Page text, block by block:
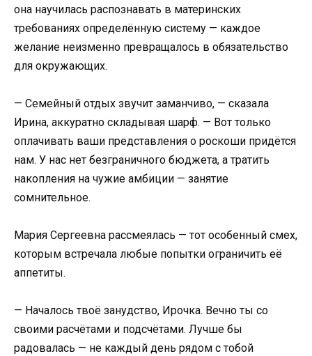
она научилась распознавать в материнских
требованиях определённую систему — каждое
желание неизменно превращалось в обязательство
для окружающих.
— Семейный отдых звучит заманчиво, — сказала
Ирина, аккуратно складывая шарф. — Вот только
оплачивать ваши представления о роскоши придётся
нам. У нас нет безграничного бюджета, а тратить
накопления на чужие амбиции — занятие
сомнительное.
Мария Сергеевна рассмеялась — тот особенный смех,
которым встречала любые попытки ограничить её
аппетиты.
— Началось твоё занудство, Ирочка. Вечно ты со
своими расчётами и подсчётами. Лучше бы
радовалась — не каждый день рядом с тобой